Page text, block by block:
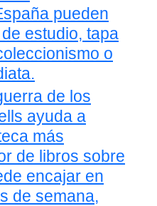
pueden
estudio, tapa
o
de los
ayuda a
más
de libros sobre
encajar en
de semana,